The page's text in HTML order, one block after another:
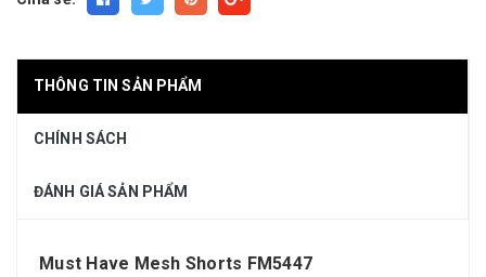
THÔNG TIN SẢN PHẨM
CHÍNH SÁCH
ĐÁNH GIÁ SẢN PHẨM
Must Have Mesh Shorts FM5447